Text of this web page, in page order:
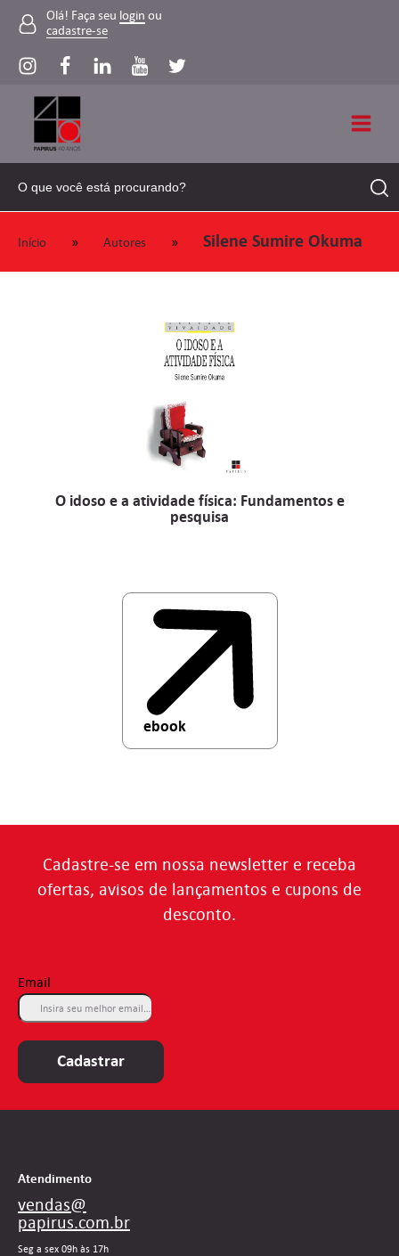
Olá! Faça seu login ou
cadastre-se
Início » Autores » Silene Sumire Okuma
O idoso e a atividade física: Fundamentos e
pesquisa
ebook
Cadastre-se em nossa newsletter e receba
ofertas, avisos de lançamentos e cupons de
desconto.
Email
Cadastrar
Atendimento
vendas@
papirus.com.br
Seg a sex 09h às 17h